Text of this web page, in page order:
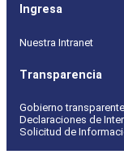
Ingresa
Nuestra Intranet
Transparencia
Gobierno transparente
Declaraciones de
Solicitud de